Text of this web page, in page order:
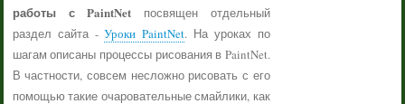
работы с PaintNet посвящен отдельный
раздел сайта -Уроки PaintNet. На уроках по
шагам описаны процессы рисования в PaintNet.
В частности, совсем несложно рисовать с его
помощью такие очаровательные смайлики, как